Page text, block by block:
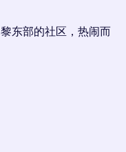
东部的社区，热闹而